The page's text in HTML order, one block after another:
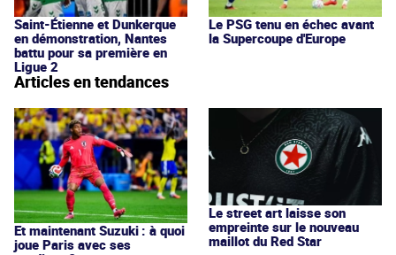
Saint-Étienne et Dunkerque
en démonstration, Nantes
battu pour sa première en
Ligue 2
Le PSG tenu en échec avant
la Supercoupe d'Europe
Articles en tendances
Et maintenant Suzuki : à quoi
joue Paris avec ses
Le street art laisse son
empreinte sur le nouveau
maillot du Red Star